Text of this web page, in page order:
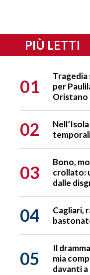
PIÙ LETTI
01
Tragedia
per
Oristano
02
03
Bono,
crollato:
dalle
04
Cagliari,
05
Il
mia
davanti a